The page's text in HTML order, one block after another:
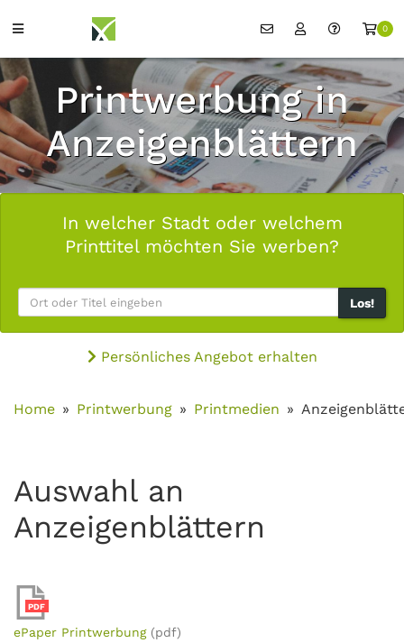
0
Printwerbung in
Anzeigenblättern
In welcher Stadt oder welchem
Printtitel möchten Sie werben?
Los!
Persönliches Angebot erhalten
Home Printwerbung Printmedien
Auswahl an
Anzeigenblättern
PDF
ePaper Printwerbung (pdf)